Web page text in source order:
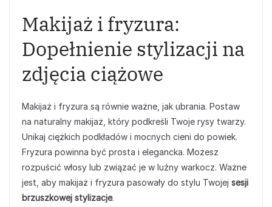
Makijaż i fryzura:
Dopełnienie stylizacji na
zdjęcia ciążowe
Makijaż i fryzura są równie ważne, jak ubrania. Postaw
na naturalny makijaż, który podkreśli Twoje rysy twarzy.
Unikaj ciężkich podkładów i mocnych cieni do powiek.
Fryzura powinna być prosta i elegancka. Możesz
rozpuścić włosy lub związać je w luźny warkocz. Ważne
jest, aby makijaż i fryzura pasowały do stylu Twojej sesji
brzuszkowej stylizacje.